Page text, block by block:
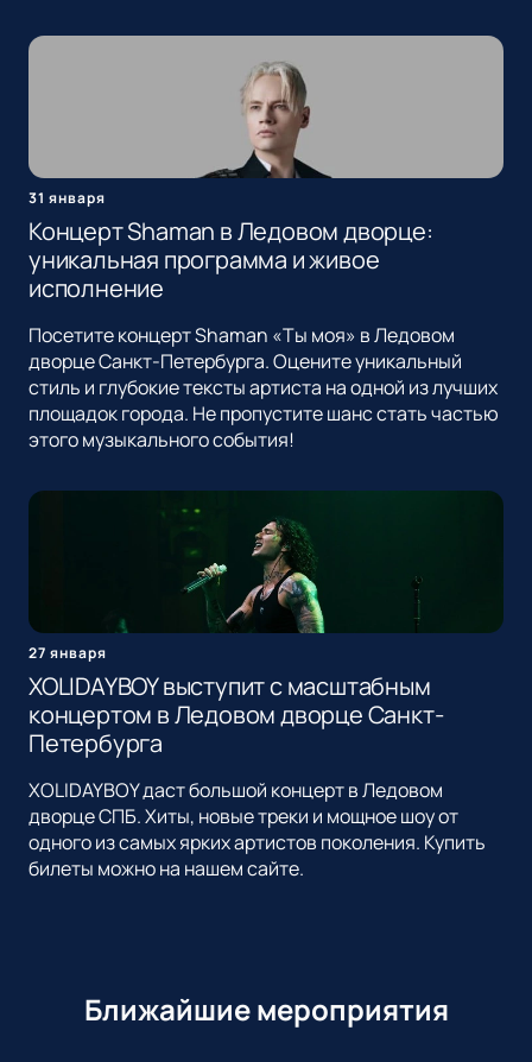
31 января
Концерт Shaman в Ледовом дворце:
уникальная программа и живое
исполнение
Посетите концерт Shaman «Ты моя» в Ледовом
дворце Санкт-Петербурга. Оцените уникальный
стиль и глубокие тексты артиста на одной из лучших
площадок города. Не пропустите шанс стать частью
этого музыкального события!
27 января
XOLIDAYBOY выступит с масштабным
концертом в Ледовом дворце Санкт-
Петербурга
XOLIDAYBOY даст большой концерт в Ледовом
дворце СПБ. Хиты, новые треки и мощное шоу от
одного из самых ярких артистов поколения. Купить
билеты можно на нашем сайте.
Ближайшие мероприятия